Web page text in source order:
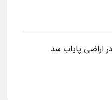
اراضی پایاب سد